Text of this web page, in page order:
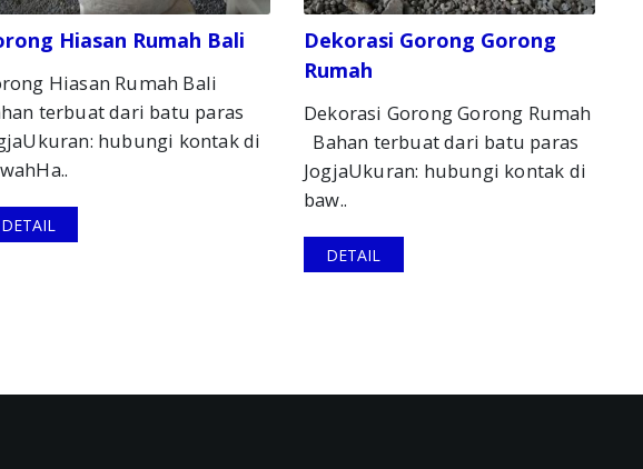
Hiasan Rumah Bali
Hiasan Rumah Bali
terbuat dari batu paras
hubungi kontak di
DETAIL
Dekorasi Gorong Gorong
Rumah
Dekorasi Gorong Gorong Rumah
Bahan terbuat dari batu paras
JogjaUkuran: hubungi kontak di
baw..
DETAIL